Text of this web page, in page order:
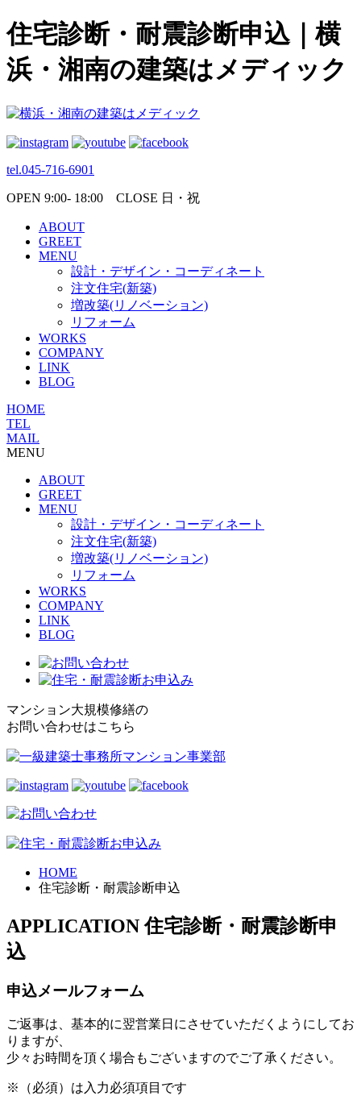
住宅診断・耐震診断申込｜横
浜・湘南の建築はメディック
tel.045-716-6901
OPEN 9:00- 18:00 CLOSE 日・祝
ABOUT
GREET
MENU
設計・デザイン・コーディネート
注文住宅(新築)
増改築(リノベーション)
リフォーム
WORKS
COMPANY
LINK
BLOG
HOME
TEL
MAIL
MENU
ABOUT
GREET
MENU
設計・デザイン・コーディネート
注文住宅(新築)
増改築(リノベーション)
リフォーム
WORKS
COMPANY
LINK
BLOG
マンション大規模修繕の
お問い合わせはこちら
HOME
住宅診断・耐震診断申込
APPLICATION住宅診断・耐震診断申
込
申込メールフォーム
ご返事は、基本的に翌営業日にさせていただくようにしてお
りますが、
少々お時間を頂く場合もございますのでご了承ください。
※（必須）は入力必須項目です